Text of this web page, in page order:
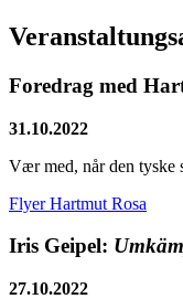
Foredrag med
31.10.2022
Vær med, når den tyske
Flyer Hartmut Rosa
Iris Geipel:
27.10.2022